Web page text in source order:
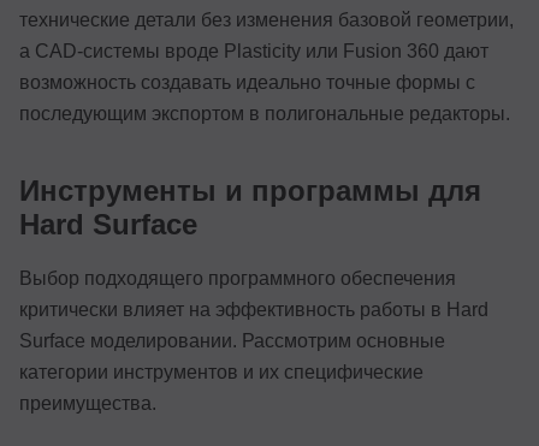
технические детали без изменения базовой геометрии,
а CAD-системы вроде Plasticity или Fusion 360 дают
возможность создавать идеально точные формы с
последующим экспортом в полигональные редакторы.
Инструменты и программы для
Hard Surface
Выбор подходящего программного обеспечения
критически влияет на эффективность работы в Hard
Surface моделировании. Рассмотрим основные
категории инструментов и их специфические
преимущества.